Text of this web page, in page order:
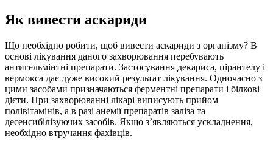
Як вивести аскариди
Що необхідно робити, щоб вивести аскариди з організму? В
основі лікування даного захворювання перебувають
антигельмінтні препарати. Застосування декариса, пірантелу і
вермокса дає дуже високий результат лікування. Одночасно з
цими засобами призначаються ферментні препарати і білкові
дієти. При захворюванні лікарі виписують прийом
полівітамінів, а в разі анемії препаратів заліза та
десенсибілізуючих засобів. Якщо з’являються ускладнення,
необхідно втручання фахівців.